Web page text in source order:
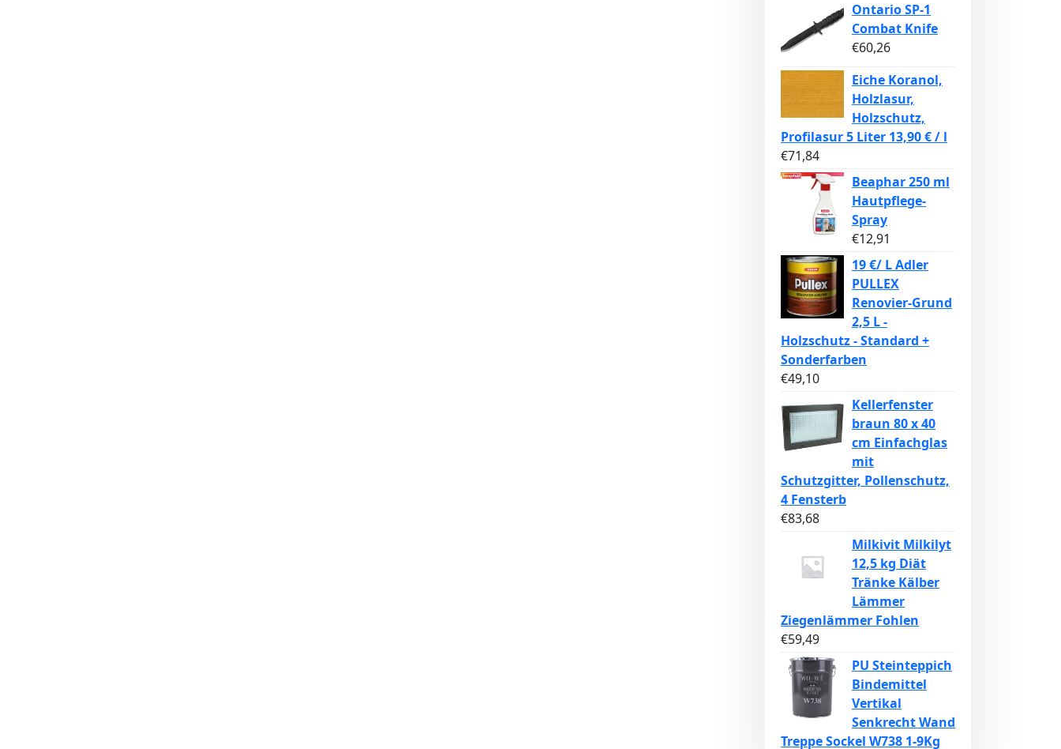
Ontario SP-1
Combat Knife
€60,26
Eiche Koranol,
Holzlasur,
Holzschutz,
Profilasur 5 Liter 13,90 € / l
€71,84
Beaphar 250 ml
Hautpflege-
Spray
€12,91
19 €/ L Adler
PULLEX
Renovier-Grund
2,5 L -
Holzschutz - Standard +
Sonderfarben
€49,10
Kellerfenster
braun 80 x 40
cm Einfachglas
mit
Schutzgitter, Pollenschutz,
4 Fensterb
€83,68
Milkivit Milkilyt
12,5 kg Diät
Tränke Kälber
Lämmer
Ziegenlämmer Fohlen
€59,49
PU Steinteppich
Bindemittel
Vertikal
Senkrecht Wand
Treppe Sockel W738 1-9Kg